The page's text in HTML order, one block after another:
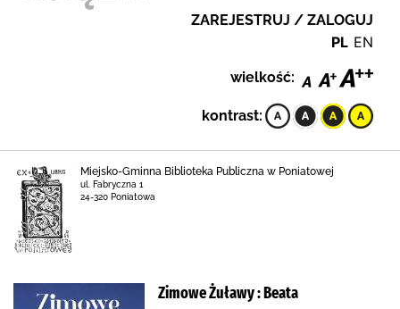
ZAREJESTRUJ / ZALOGUJ
PL EN
wielkość:
kontrast:
Miejsko-Gminna Biblioteka Publiczna w Poniatowej
ul. Fabryczna 1
24-320 Poniatowa
Zimowe Żuławy : Beata